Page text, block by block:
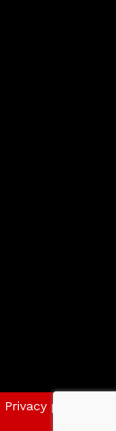
Privacy policy